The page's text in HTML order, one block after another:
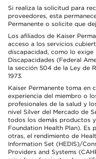
Si realiza la solicitud para
proveedores, esta
Permanente o solicite que
Los afiliados de Kaiser
acceso a los servicios
discapacidad, como lo exige
Discapacidades (Federal
la sección 504 de la Ley de
1973.
Kaiser Permanente toma en
experiencia del miembro o
profesionales de la salud y
nivel Silver del Mercado de
todos los demás productos
Foundation Health Plan). Es
otras, el rendimiento de
Information Set (HEDIS)/
Providers and Systems